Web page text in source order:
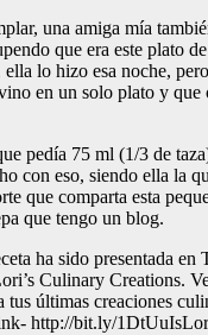
una amiga mía
que era este plato
lo hizo esa noche,
en un solo plato y que
pedía 75 ml (1/3 de
con eso, siendo ella la
que comparta esta
que tengo un blog.
ha sido presentada
Culinary Creations.
tus últimas creaciones
http://bit.ly/